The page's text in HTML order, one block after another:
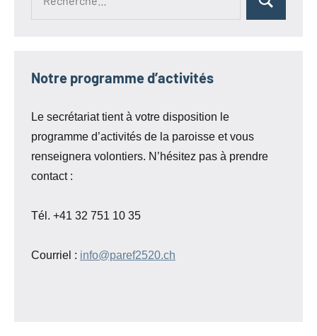
Rechercher
Notre programme d’activités
Le secrétariat tient à votre disposition le
programme d’activités de la paroisse et vous
renseignera volontiers. N’hésitez pas à prendre
contact :
Tél. +41 32 751 10 35
Courriel : info@paref2520.ch